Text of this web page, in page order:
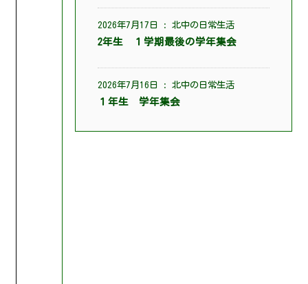
2026年7月17日 : 北中の日常生活
2年生 １学期最後の学年集会
2026年7月16日 : 北中の日常生活
１年生 学年集会